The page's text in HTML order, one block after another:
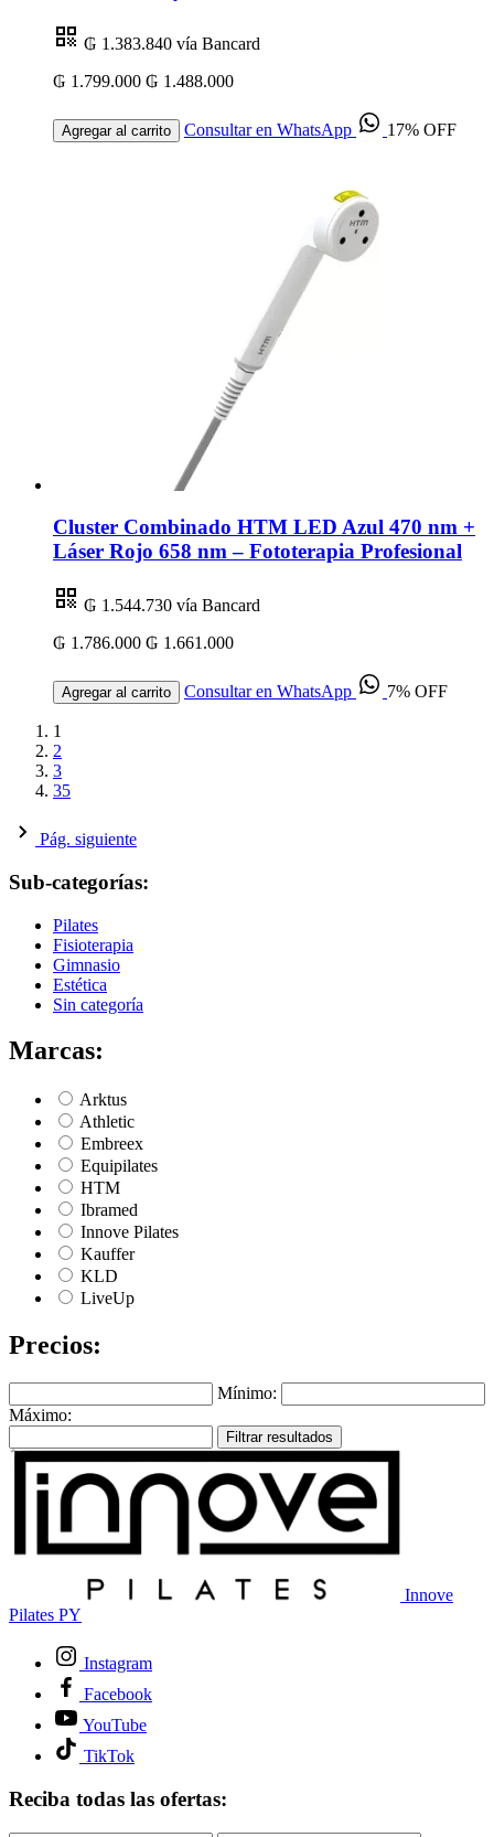
₲ 1.383.840 vía Bancard
₲ 1.799.000 ₲ 1.488.000
Agregar al carrito Consultar en WhatsApp 17% OFF
Cluster Combinado HTM LED Azul 470 nm +
Láser Rojo 658 nm – Fototerapia Profesional
₲ 1.544.730 vía Bancard
₲ 1.786.000 ₲ 1.661.000
Agregar al carrito Consultar en WhatsApp 7% OFF
1
2
3
35
Pág. siguiente
Sub-categorías:
Pilates
Fisioterapia
Gimnasio
Estética
Sin categoría
Marcas:
Arktus
Athletic
Embreex
Equipilates
HTM
Ibramed
Innove Pilates
Kauffer
KLD
LiveUp
Precios:
Mínimo:
Máximo:
Filtrar resultados
Innove
Pilates PY
Instagram
Facebook
YouTube
TikTok
Reciba todas las ofertas: